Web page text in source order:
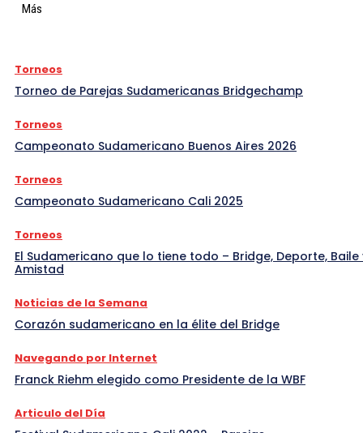
Más
Torneos
Torneo de Parejas Sudamericanas Bridgechamp
Torneos
Campeonato Sudamericano Buenos Aires 2026
Torneos
Campeonato Sudamericano Cali 2025
Torneos
El Sudamericano que lo tiene todo – Bridge, Deporte, Baile
Amistad
Noticias de la Semana
Corazón sudamericano en la élite del Bridge
Navegando por Internet
Franck Riehm elegido como Presidente de la WBF
Articulo del Día